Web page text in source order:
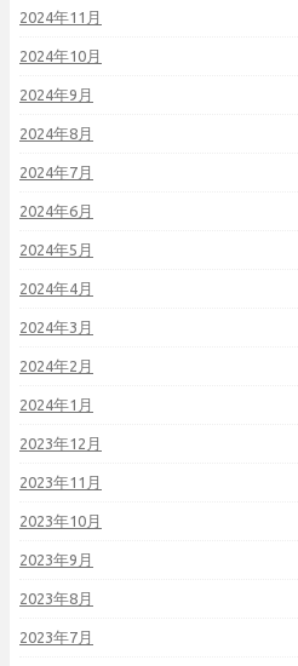
2024年11月
2024年10月
2024年9月
2024年8月
2024年7月
2024年6月
2024年5月
2024年4月
2024年3月
2024年2月
2024年1月
2023年12月
2023年11月
2023年10月
2023年9月
2023年8月
2023年7月